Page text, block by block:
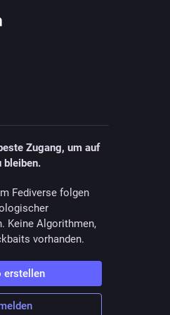
Zugang, um auf
bleiben.
Fediverse folgen
Keine Algorithmen,
vorhanden.
erstellen